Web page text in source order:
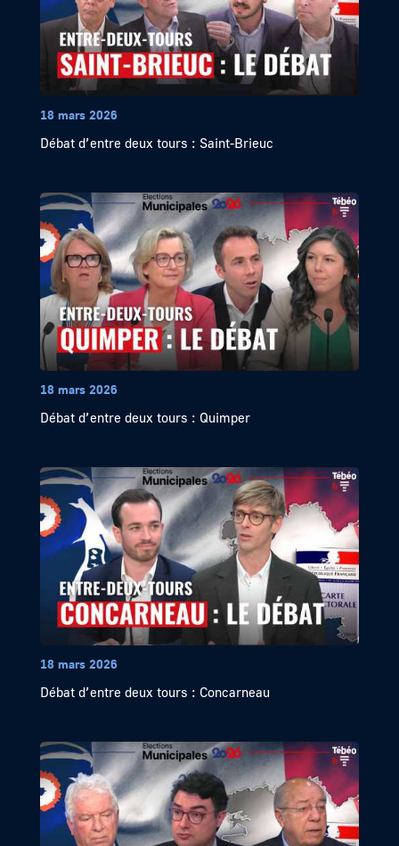
18 mars 2026
Débat d’entre deux tours : Saint-Brieuc
18 mars 2026
Débat d’entre deux tours : Quimper
18 mars 2026
Débat d’entre deux tours : Concarneau